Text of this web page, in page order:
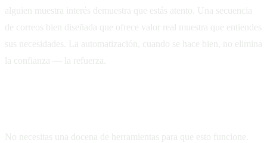
alguien muestra interés demuestra que estás atento. Una secuencia
de correos bien diseñada que ofrece valor real muestra que entiendes
sus necesidades. La automatización, cuando se hace bien, no elimina
la confianza — la refuerza.
No necesitas una docena de herramientas para que esto funcione.